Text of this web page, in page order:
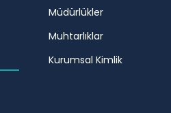
Müdürlükler
Muhtarlıklar
Kurumsal Kimlik